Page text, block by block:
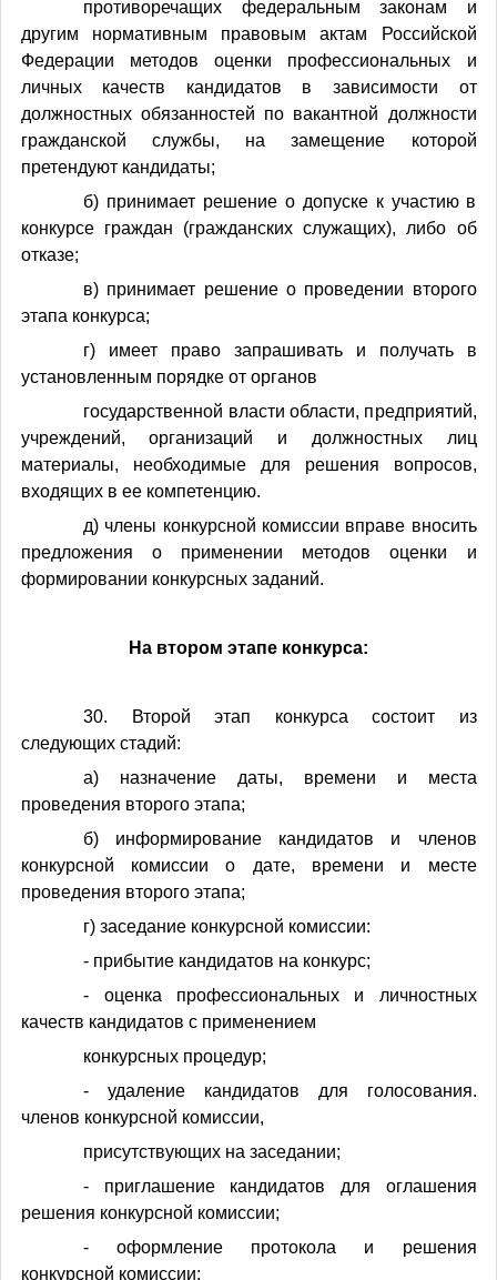
противоречащих федеральным законам и
другим нормативным правовым актам Российской
Федерации методов оценки профессиональных и
личных качеств кандидатов в зависимости от
должностных обязанностей по вакантной должности
гражданской службы, на замещение которой
претендуют кандидаты;
б) принимает решение о допуске к участию в
конкурсе граждан (гражданских служащих), либо об
отказе;
в) принимает решение о проведении второго
этапа конкурса;
г) имеет право запрашивать и получать в
установленным порядке от органов
государственной власти области, предприятий,
учреждений, организаций и должностных лиц
материалы, необходимые для решения вопросов,
входящих в ее компетенцию.
д) члены конкурсной комиссии вправе вносить
предложения о применении методов оценки и
формировании конкурсных заданий.
На втором этапе конкурса:
30. Второй этап конкурса состоит из
следующих стадий:
а) назначение даты, времени и места
проведения второго этапа;
б) информирование кандидатов и членов
конкурсной комиссии о дате, времени и месте
проведения второго этапа;
г) заседание конкурсной комиссии:
- прибытие кандидатов на конкурс;
- оценка профессиональных и личностных
качеств кандидатов с применением
конкурсных процедур;
- удаление кандидатов для голосования.
членов конкурсной комиссии,
присутствующих на заседании;
- приглашение кандидатов для оглашения
решения конкурсной комиссии;
- оформление протокола и решения
конкурсной комиссии;